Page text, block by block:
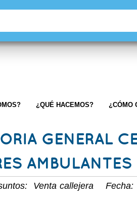
¿QUÉ HACEMOS? ¿CÓMO
GENERAL
Venta callejera Fecha: